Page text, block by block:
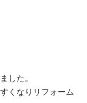
した。
くなりリフォーム